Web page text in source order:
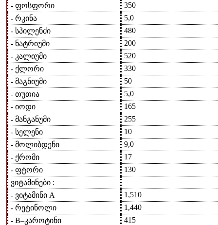
- ფოსფორი
350
- რკინა
5,0
- სპილენძი
480
- ნატრიუმი
200
- კალიუმი
520
- ქლორი
330
- მაგნიუმი
50
- თუთია
5,0
- იოდი
165
- მანგანუმი
255
- სელენი
10
- მოლიბდენი
9,0
- ქრომი
17
- ფტორი
130
ვიტამინები :
- ვიტამინი A
1,510
- რეტინოლი
1,440
- Β–კაროტინი
415